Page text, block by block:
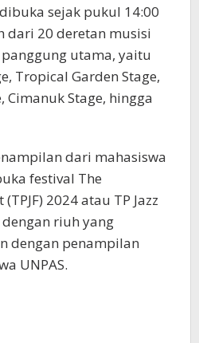
sejak pukul 14:00
dari 20 deretan musisi
utama, yaitu
Tropical Garden Stage,
Cimanuk Stage, hingga
dari mahasiswa
festival The
2024 atau TP Jazz
riuh yang
dengan penampilan
UNPAS.